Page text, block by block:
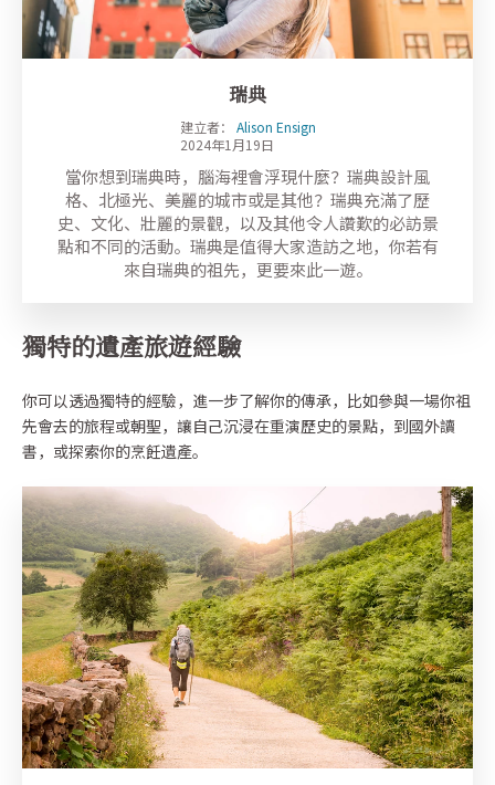
瑞典
建立者： Alison Ensign
2024年1月19日
當你想到瑞典時，腦海裡會浮現什麼？瑞典設計風
格、北極光、美麗的城市或是其他？瑞典充滿了歷
史、文化、壯麗的景觀，以及其他令人讚歎的必訪景
點和不同的活動。瑞典是值得大家造訪之地，你若有
來自瑞典的祖先，更要來此一遊。
獨特的遺產旅遊經驗
你可以透過獨特的經驗，進一步了解你的傳承，比如參與一場你祖
先會去的旅程或朝聖，讓自己沉浸在重演歷史的景點，到國外讀
書，或探索你的烹飪遺產。